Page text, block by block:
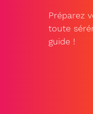
Préparez
toute
guide !